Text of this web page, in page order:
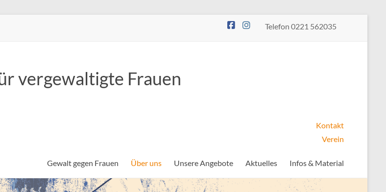
Telefon 0221 562035
vergewaltigte Frauen
Kontakt
Verein
Gewalt gegen Frauen Über uns Unsere Angebote Aktuelles Infos & Material